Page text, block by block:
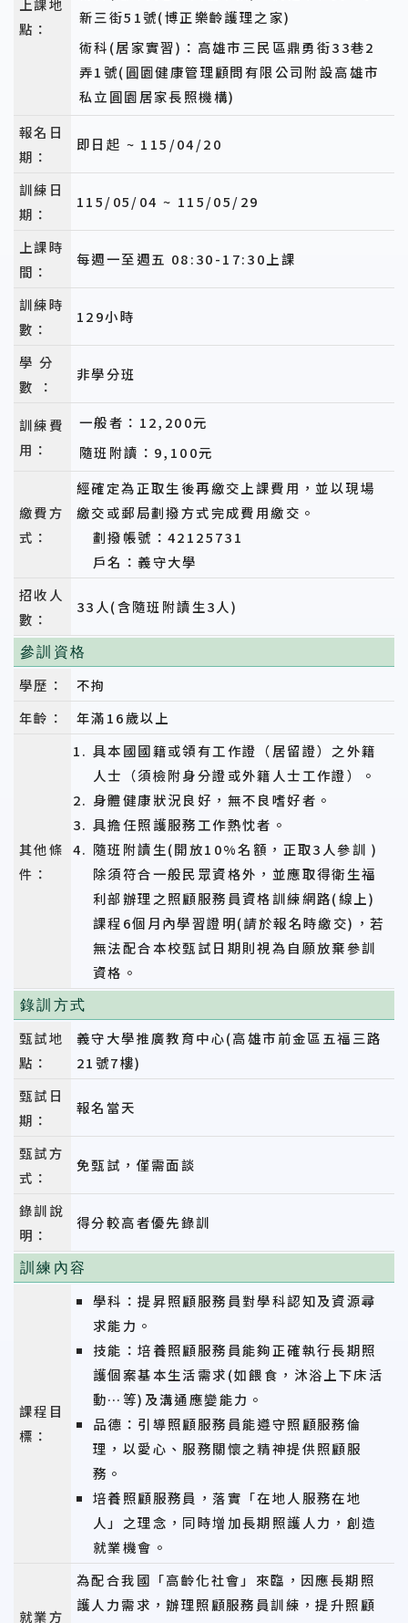
上課地
點：
新三街51號(博正樂齡護理之家)
術科(居家實習)：高雄市三民區鼎勇街33巷2
弄1號(圓園健康管理顧問有限公司附設高雄市
私立圓園居家長照機構)
報名日
期：
即日起 ~ 115/04/20
訓練日
期：
115/05/04 ~ 115/05/29
上課時
間：
每週一至週五 08:30-17:30上課
訓練時
數：
129小時
學 分
數 ：
非學分班
訓練費
用：
一般者：12,200元
隨班附讀：9,100元
繳費方
式：
經確定為正取生後再繳交上課費用，並以現場
繳交或郵局劃撥方式完成費用繳交。
劃撥帳號：42125731
戶名：義守大學
招收人
數：
33人(含隨班附讀生3人)
參訓資格
學歷：
不拘
年齡：
年滿16歲以上
其他條
件：
具本國國籍或領有工作證（居留證）之外籍
人士（須檢附身分證或外籍人士工作證）。
身體健康狀況良好，無不良嗜好者。
具擔任照護服務工作熱忱者。
隨班附讀生(開放10%名額，正取3人參訓 )
除須符合一般民眾資格外，並應取得衛生福
利部辦理之照顧服務員資格訓練網路(線上)
課程6個月內學習證明(請於報名時繳交)，若
無法配合本校甄試日期則視為自願放棄參訓
資格。
錄訓方式
甄試地
點：
義守大學推廣教育中心(高雄市前金區五福三路
21號7樓)
甄試日
期：
報名當天
甄試方
式：
免甄試，僅需面談
錄訓說
明：
得分較高者優先錄訓
訓練內容
課程目
標：
學科：提昇照顧服務員對學科認知及資源尋
求能力。
技能：培養照顧服務員能夠正確執行長期照
護個案基本生活需求(如餵食，沐浴上下床活
動…等)及溝通應變能力。
品德：引導照顧服務員能遵守照顧服務倫
理，以愛心、服務關懷之精神提供照顧服
務。
培養照顧服務員，落實「在地人服務在地
人」之理念，同時增加長期照護人力，創造
就業機會。
就業方
為配合我國「高齡化社會」來臨，因應長期照
護人力需求，辦理照顧服務員訓練，提升照顧